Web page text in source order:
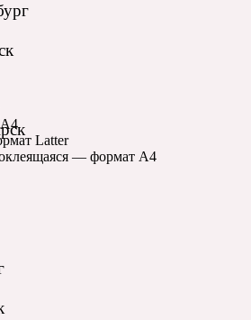
Latter
— формат А4